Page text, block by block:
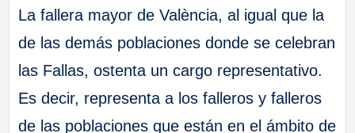
La fallera mayor de València, al igual que la
de las demás poblaciones donde se celebran
las Fallas, ostenta un cargo representativo.
Es decir, representa a los falleros y falleros
de las poblaciones que están en el ámbito de